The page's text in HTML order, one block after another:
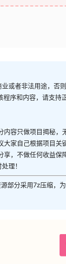
或者非法用途，否
序和内容，请支持
容只做项目揭秘
家自己根据项目
，不做任何收益
理！
部分采用7z压缩，